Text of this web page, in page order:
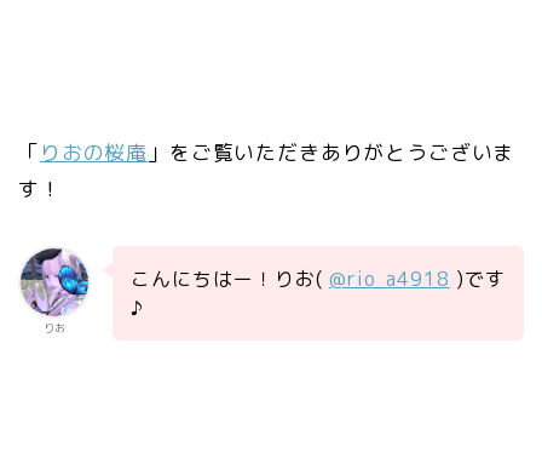
「 りおの桜庵 」をご覧いただきありがとうございま
す！
りお
こんにちはー！りお( @rio_a4918 )です
♪